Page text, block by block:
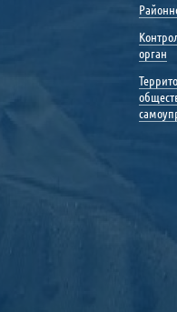
орган